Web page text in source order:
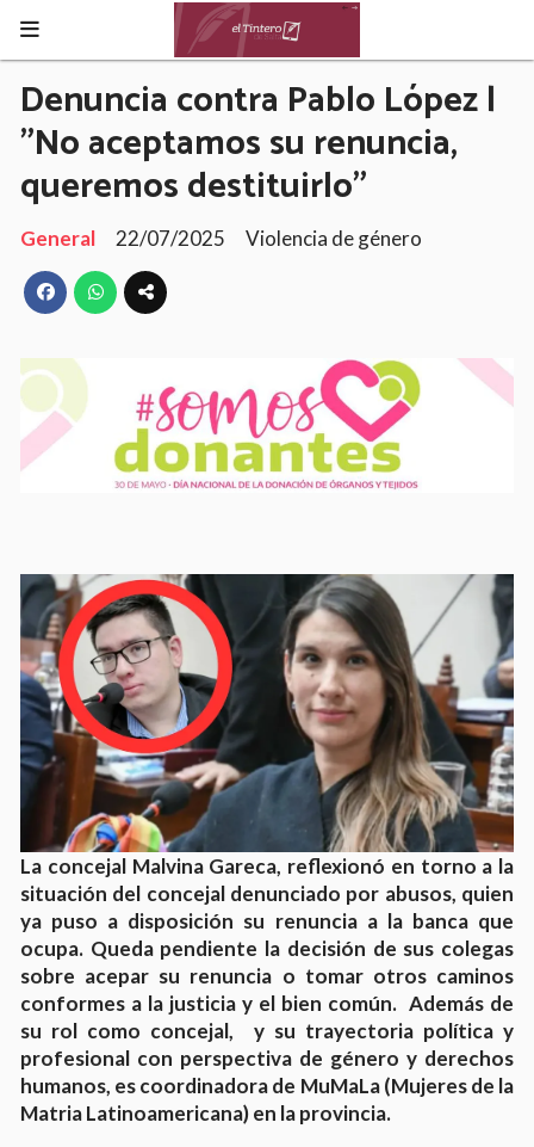
Denuncia contra Pablo López |
"No aceptamos su renuncia,
queremos destituirlo"
General 22/07/2025 Violencia de género
La concejal Malvina Gareca, reflexionó en torno a la
situación del concejal denunciado por abusos, quien
ya puso a disposición su renuncia a la banca que
ocupa. Queda pendiente la decisión de sus colegas
sobre acepar su renuncia o tomar otros caminos
conformes a la justicia y el bien común. Además de
su rol como concejal, y su trayectoria política y
profesional con perspectiva de género y derechos
humanos, es coordinadora de MuMaLa (Mujeres de la
Matria Latinoamericana) en la provincia.